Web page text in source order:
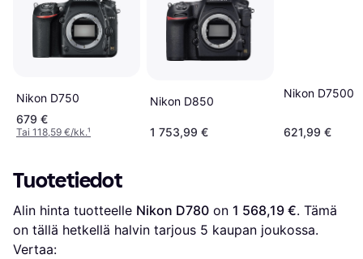
Nikon D750
679 €
Tai 118,59 €/kk.¹
Nikon D850
1 753,99 €
Nikon D7500
621,99 €
Tuotetiedot
Alin hinta tuotteelle Nikon D780 on 1 568,19 €. Tämä
on tällä hetkellä halvin tarjous 5 kaupan joukossa.
Vertaa: